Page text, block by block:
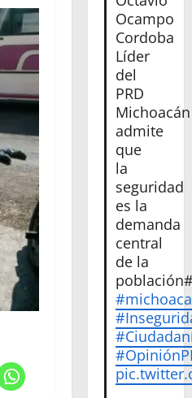
Ocampo
Cordoba
Líder
del
PRD
Michoacán
admite
que
la
seguridad
es la
demanda
central
de la